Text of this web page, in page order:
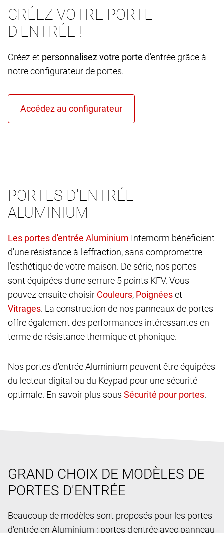
CRÉEZ VOTRE PORTE
D'ENTRÉE !
Créez et personnalisez votre porte d'entrée grâce à
notre configurateur de portes.
PORTES D'ENTRÉE
ALUMINIUM
Internorm bénéficient
d'une résistance à l'effraction, sans compromettre
l'esthétique de votre maison. De série, nos portes
sont équipées d'une serrure 5 points KFV. Vous
pouvez ensuite choisir
,
et
. La construction de nos panneaux de portes
offre également des performances intéressantes en
terme de résistance thermique et phonique.
Nos portes d'entrée Aluminium peuvent être équipées
du lecteur digital ou du Keypad pour une sécurité
optimale. En savoir plus sous
.
GRAND CHOIX DE MODÈLES DE
PORTES D'ENTRÉE
Beaucoup de modèles sont proposés pour les portes
d'entrée en Aluminium : portes d'entrée avec panneau